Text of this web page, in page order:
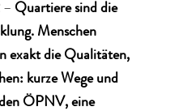
– Quartiere sind die
. Menschen
exakt die Qualitäten,
kurze Wege und
ÖPNV, eine